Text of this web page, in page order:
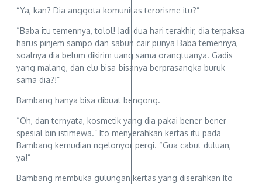
“Ya, kan? Dia anggota komunitas terorisme itu?”
“Baba itu temennya, tolol! Jadi dua hari terakhir, dia terpaksa
harus pinjem sampo dan sabun cair punya Baba temennya,
soalnya dia belum dikirim uang sama orangtuanya. Gadis
yang malang, dan elu bisa-bisanya berprasangka buruk
sama dia?!”
Bambang hanya bisa dibuat bengong.
“Oh, dan ternyata, kosmetik yang dia pakai bener-bener
spesial bin istimewa.” Ito menyerahkan kertas itu pada
Bambang kemudian ngelonyor pergi. “Gua cabut duluan,
ya!”
Bambang membuka gulungan kertas yang diserahkan Ito